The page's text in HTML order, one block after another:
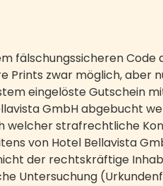
fälschungssicheren Code
Prints zwar möglich, aber
eingelöste Gutschein
GmbH abgebucht
welcher strafrechtliche
von Hotel Bellavista
der rechtskräftige
Untersuchung